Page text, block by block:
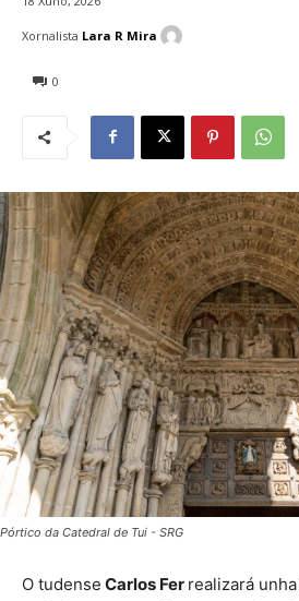
0
Xornalista Lara R Mira
Pórtico da Catedral de Tui - SRG
O tudense Carlos Fer realizará unha